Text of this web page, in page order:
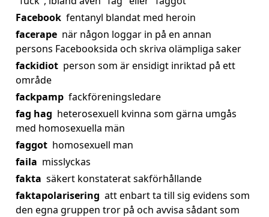
Facebook fentanyl blandat med heroin
facerape när någon loggar in på en annan
persons Facebooksida och skriva olämpliga saker
fackidiot person som är ensidigt inriktad på ett
område
fackpamp fackföreningsledare
fag hag heterosexuell kvinna som gärna umgås
med homosexuella män
faggot homosexuell man
faila misslyckas
fakta säkert konstaterat sakförhållande
faktapolarisering att enbart ta till sig evidens som
den egna gruppen tror på och avvisa sådant som